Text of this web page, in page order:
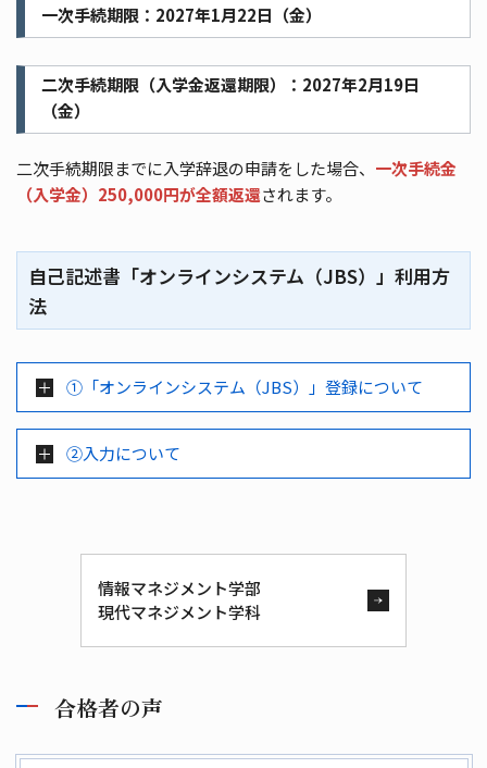
一次手続期限：2027年1月22日（金）
二次手続期限（入学金返還期限）：2027年2月19日
（金）
二次手続期限までに入学辞退の申請をした場合、 一次手続金
（入学金）250,000円が全額返還されます。
自己記述書「オンラインシステム（JBS）」利用方
法
①「オンラインシステム（JBS）」登録について
②入力について
情報マネジメント学部
現代マネジメント学科
合格者の声